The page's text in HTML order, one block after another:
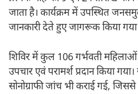
जाता है। कार्यक्रम में उपस्थित
जानकारी देते हुए जागरूक किया
शिविर में कुल 106 गर्भवती
उपचार एवं परामर्श प्रदान किया
सोनोग्राफी जांच भी कराई गई,